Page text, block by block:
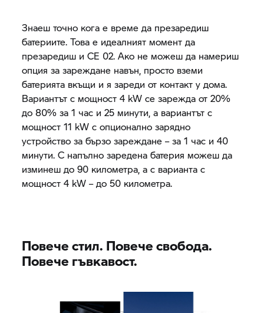
Знаеш точно кога е време да презаредиш
батериите. Това е идеалният момент да
презаредиш иCE 02. Ако не можеш да намериш
опция за зареждане навън, просто вземи
батерията вкъщи и я зареди от контакт у дома.
Вариантът с мощност 4 kW се зарежда от 20%
до 80% за 1 час и 25 минути, а вариантът с
мощност 11 kW с опционално зарядно
устройство за бързо зареждане – за 1 час и 40
минути. С напълно заредена батерия можеш да
изминеш до 90 километра, а с варианта с
мощност 4 kW – до 50 километра.
Повече стил. Повече свобода.
Повече гъвкавост.